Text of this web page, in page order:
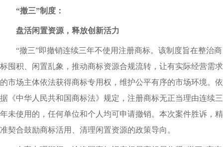
“撤三”制度：
盘活闲置资源，释放创新活力
“撤三”即撤销连续三年不使用注册商标。该制度旨在整治商
标囤积、闲置乱象，推动商标资源合规流转，让有实际经营需求
的市场主体依法获得商标专用权，维护公平有序的市场环境。依
据《中华人民共和国商标法》规定，注册商标无正当理由连续三
年未使用的，任何单位和个人均可申请撤销。本次案件胜诉，精
准契合鼓励商标活用、清理闲置资源的政策导向。